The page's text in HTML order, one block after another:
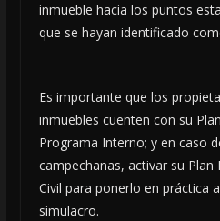
inmueble hacia los puntos
que se hayan identificado
Es importante que los
inmuebles cuenten con su
Programa Interno; y en caso
campechanas, activar su Plan
Civil para ponerlo en práctica
simulacro.